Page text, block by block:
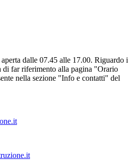
dalle 07.45 alle 17.00. Riguardo i
di far riferimento alla pagina "Orario
nella sezione "Info e contatti" del